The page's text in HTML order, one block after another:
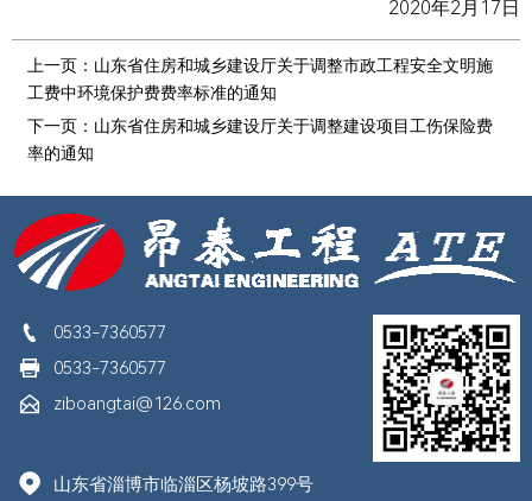
2020年2月17日
上一页： 山东省住房和城乡建设厅关于调整市政工程安全文明施
工费中环境保护费费率标准的通知
下一页： 山东省住房和城乡建设厅关于调整建设项目工伤保险费
率的通知
 0533-7360577
 0533-7360577
 ziboangtai@126.com

山东省淄博市临淄区杨坡路399号